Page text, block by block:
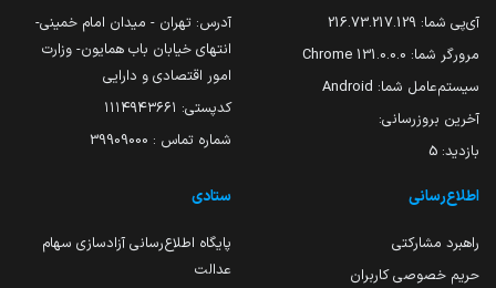
آی‌پی شما: 216.73.217.129
مرورگر شما: 131.0.0.0 Chrome
سیستم‌عامل شما: Android
آخرین بروزرسانی:
بازدید: 5
آدرس: تهران - میدان امام خمینی-
انتهای خیابان باب همایون- وزارت
امور اقتصادی و دارایی
کدپستی: ۱۱۱۴۹۴۳۶۶۱
شماره تماس : 39909000
اطلاع‌رسانی
راهبرد مشارکتی
حریم خصوصی کاربران
ستادی
پایگاه اطلاع‌رسانی آزادسازی سهام
عدالت